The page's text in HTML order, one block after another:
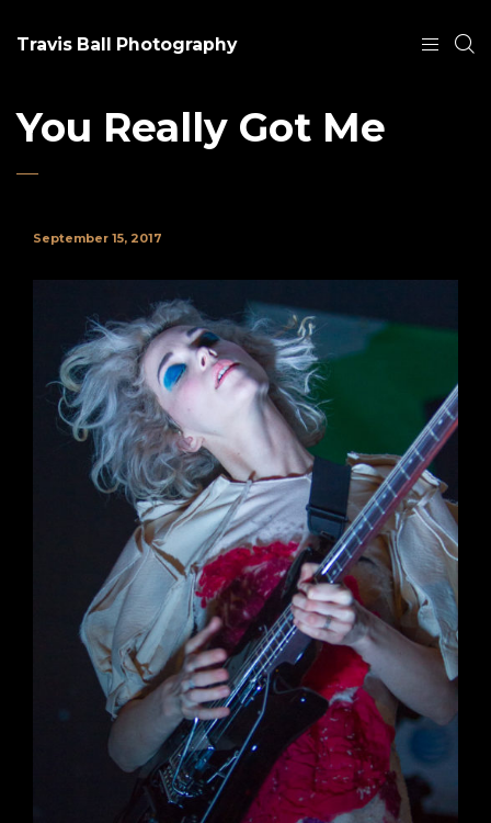
Travis Ball Photography
You Really Got Me
September 15, 2017